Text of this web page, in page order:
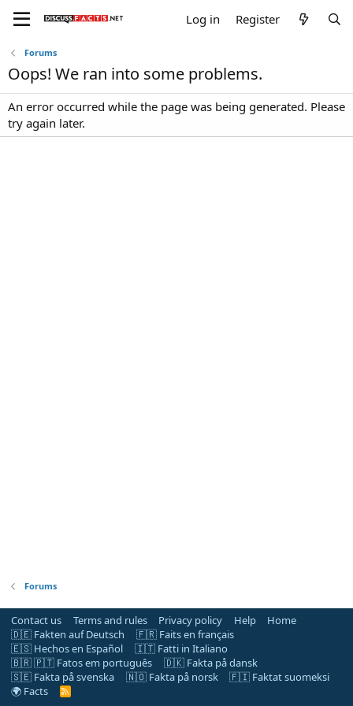
Log in Register
Forums
Oops! We ran into some problems.
An error occurred while the page was being generated. Please
try again later.
Forums
Contact us Terms and rules Privacy policy Help
Home
🇩🇪 Fakten auf Deutsch
🇫🇷 Faits en français
🇪🇸 Hechos en Español
🇮🇹 Fatti in Italiano
🇧🇷 🇵🇹 Fatos em português
🇩🇰 Fakta på dansk
🇸🇪 Fakta på svenska
🇳🇴 Fakta på norsk
🇫🇮 Faktat suomeksi
🌍 Facts
R